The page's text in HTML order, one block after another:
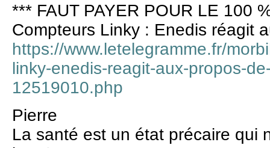
*** FAUT PAYER POUR LE 100
Compteurs Linky : Enedis réagit
https://www.letelegramme.fr/
linky-enedis-reagit-aux-propos-
12519010.php
Pierre
La santé est un état précaire qui